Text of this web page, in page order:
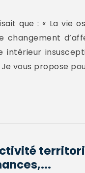
que : « La vie
changement
intérieur
vous propose